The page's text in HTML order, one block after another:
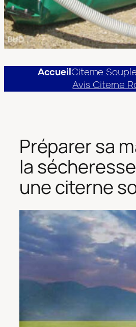
Accueil Citerne
Avis Citerne
Préparer sa
la
une citerne